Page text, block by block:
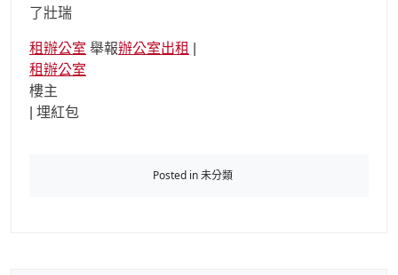
了壯瑞
租辦公室 舉報辦公室出租
租辦公室
樓主
埋紅包
Posted in 未分類